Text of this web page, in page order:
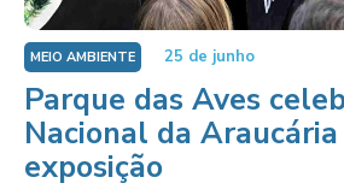
MEIO AMBIENTE 25 de junho
Parque das Aves
Nacional da Araucária
exposição